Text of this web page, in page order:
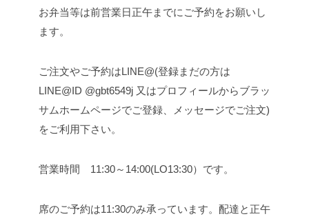
お弁当等は前営業日正午までにご予約をお願いし
ます。
ご注文やご予約はLINE@(登録まだの方は
LINE@ID @gbt6549j 又はプロフィールからブラッ
サムホームページでご登録、メッセージでご注文)
をご利用下さい。
営業時間 11:30～14:00(LO13:30）です。
席のご予約は11:30のみ承っています。 配達と正午